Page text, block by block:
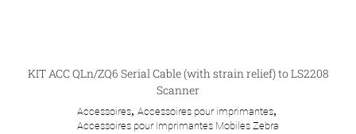
KIT ACC QLn/ZQ6 Serial Cable (with strain relief) to LS2208
Scanner
Accessoires, Accessoires pour imprimantes,
Accessoires pour Imprimantes Mobiles Zebra